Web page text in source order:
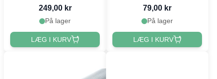
249,00 kr
På lager
LÆG I KURV
79,00 kr
På lager
LÆG I KURV